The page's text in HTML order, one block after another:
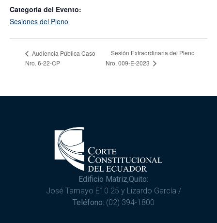
Categoría del Evento:
Sesiones del Pleno
Audiencia Pública Caso
Nro. 6-22-CP
Sesión Extraordinaria del Pleno
Nro. 009-E-2023
Edificio Matriz,Quito:
José Tamayo E10 25 y Lizardo García /
Teléfono: (02) 394-1800